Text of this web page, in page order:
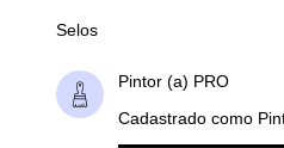
Selos
Pintor (a) PRO
Cadastrado como